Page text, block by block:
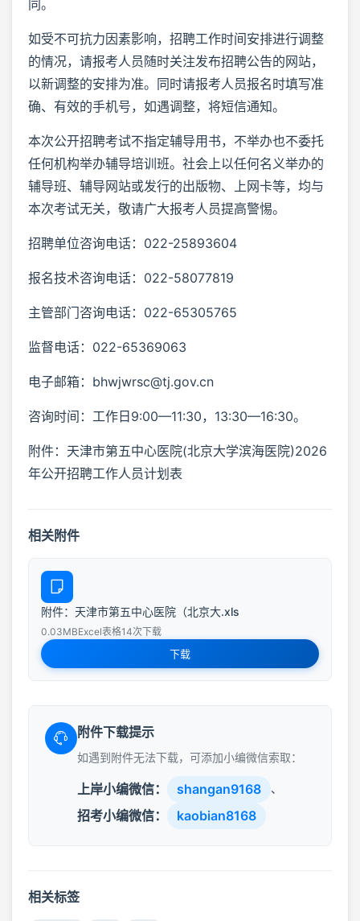
同。
如受不可抗力因素影响，招聘工作时间安排进行调整
的情况，请报考人员随时关注发布招聘公告的网站，
以新调整的安排为准。同时请报考人员报名时填写准
确、有效的手机号，如遇调整，将短信通知。
本次公开招聘考试不指定辅导用书，不举办也不委托
任何机构举办辅导培训班。社会上以任何名义举办的
辅导班、辅导网站或发行的出版物、上网卡等，均与
本次考试无关，敬请广大报考人员提高警惕。
招聘单位咨询电话：022-25893604
报名技术咨询电话：022-58077819
主管部门咨询电话：022-65305765
监督电话：022-65369063
电子邮箱：bhwjwrsc@tj.gov.cn
咨询时间：工作日9:00—11:30，13:30—16:30。
附件：天津市第五中心医院(北京大学滨海医院)2026
年公开招聘工作人员计划表
相关附件
附件：天津市第五中心医院（北京大.xls
0.03MBExcel表格14次下载
下载
附件下载提示
如遇到附件无法下载，可添加小编微信索取：
上岸小编微信： shangan9168 、
招考小编微信： kaobian8168
相关标签